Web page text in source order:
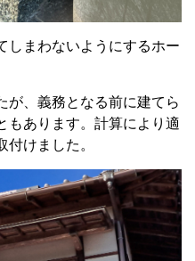
しまわないようにするホー
が、義務となる前に建てら
もあります。計算により適
けました。